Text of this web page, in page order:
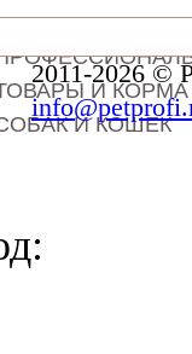
И
И КОШЕК
2011-2026 ©